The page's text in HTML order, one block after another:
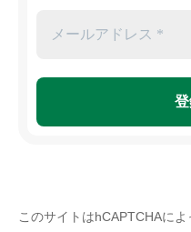
このサイトはhCAPTCHAによ